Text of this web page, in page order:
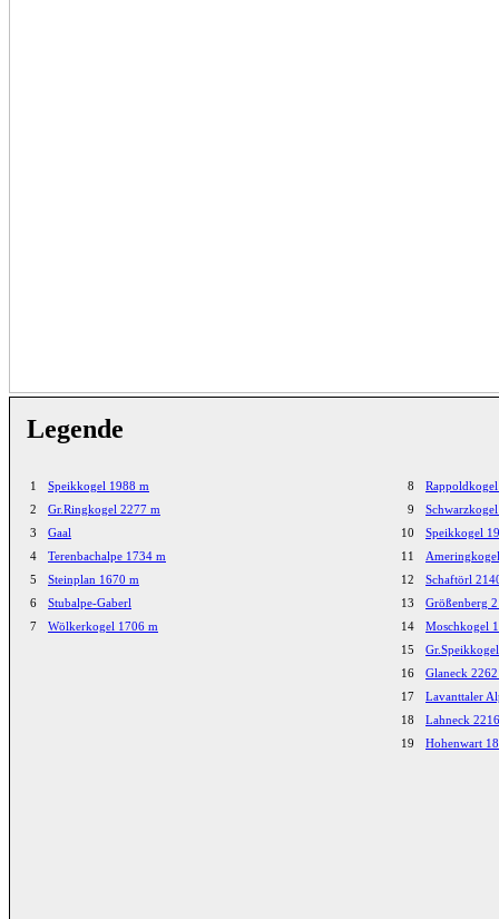
Legende
1
Speikkogel 1988 m
2
Gr.Ringkogel 2277 m
3
Gaal
4
Terenbachalpe 1734 m
5
Steinplan 1670 m
6
Stubalpe-Gaberl
7
Wölkerkogel 1706 m
8
9
10
Speikkogel
11
12
Schaftörl
13
Größenberg
14
Moschkogel
15
16
Glaneck
17
Lavanttaler
18
Lahneck
19
Hohenwart